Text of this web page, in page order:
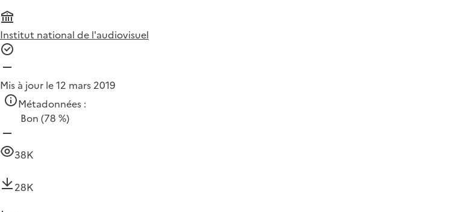
Institut national de l'audiovisuel
Mis à jour le 12 mars 2019
Métadonnées :
Bon (78 %)
38K
28K